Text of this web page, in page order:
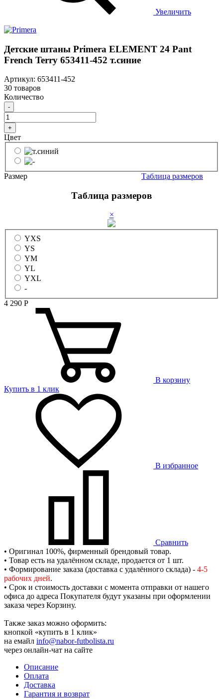
Увеличить
Детские штаны Primera ELEMENT 24 Pant
French Terry 653411-452 т.синие
Артикул: 653411-452
30 товаров
Количество
-
+
Цвет
Размер Таблица размеров
Таблица размеров
×
YXS
YS
YM
YL
YXL
-
4 290 Р
В корзину
Купить в 1 клик
В избранное
Сравнить
• Оригинал 100%, фирменный брендовый товар.
• Товар есть на удалённом складе, продается от 1 шт.
• Формирование заказа (доставка с удалённого склада) - 4-5
рабочих дней.
• Срок и стоимость доставки с момента отправки от нашего
офиса до адреса Покупателя будут указаны при оформлении
заказа через Корзину.
Также заказ можно оформить:
кнопкой «купить в 1 клик»
на емайл info@nabor-futbolista.ru
через онлайн-чат на сайте
Описание
Оплата
Доставка
Гарантия и возврат